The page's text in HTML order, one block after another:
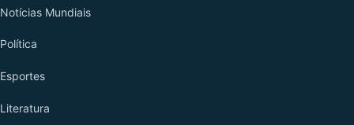
Notícias Mundiais
Política
Esportes
Literatura